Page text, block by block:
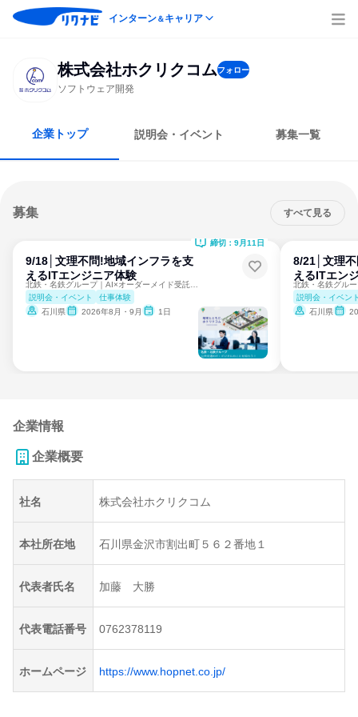
インターン＆キャリア
株式会社ホクリクコムフォロー
ソフトウェア開発
企業トップ 説明会・イベント 募集一覧
募集 すべて見る
9/18│文理不問!地域インフラを支
えるITエンジニア体験
説明会・イベント
仕事体験
石川県
2026年8月・9月 1日
締切：9月11日
8/21│文理
えるITエン
説明会・イベン
石川県
企業情報
企業概要
社名 株式会社ホクリクコム
本社所在地 石川県金沢市割出町５６２番地１
代表者氏名 加藤 大勝
代表電話番号 0762378119
ホームページ https://www.hopnet.co.jp/